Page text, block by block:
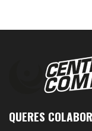
QUERES